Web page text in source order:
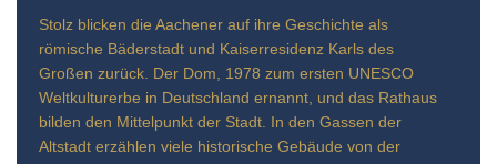
Stolz blicken die Aachener auf ihre Geschichte als
römische Bäderstadt und Kaiserresidenz Karls des
Großen zurück. Der Dom, 1978 zum ersten UNESCO
Weltkulturerbe in Deutschland ernannt, und das Rathaus
bilden den Mittelpunkt der Stadt. In den Gassen der
Altstadt erzählen viele historische Gebäude von der